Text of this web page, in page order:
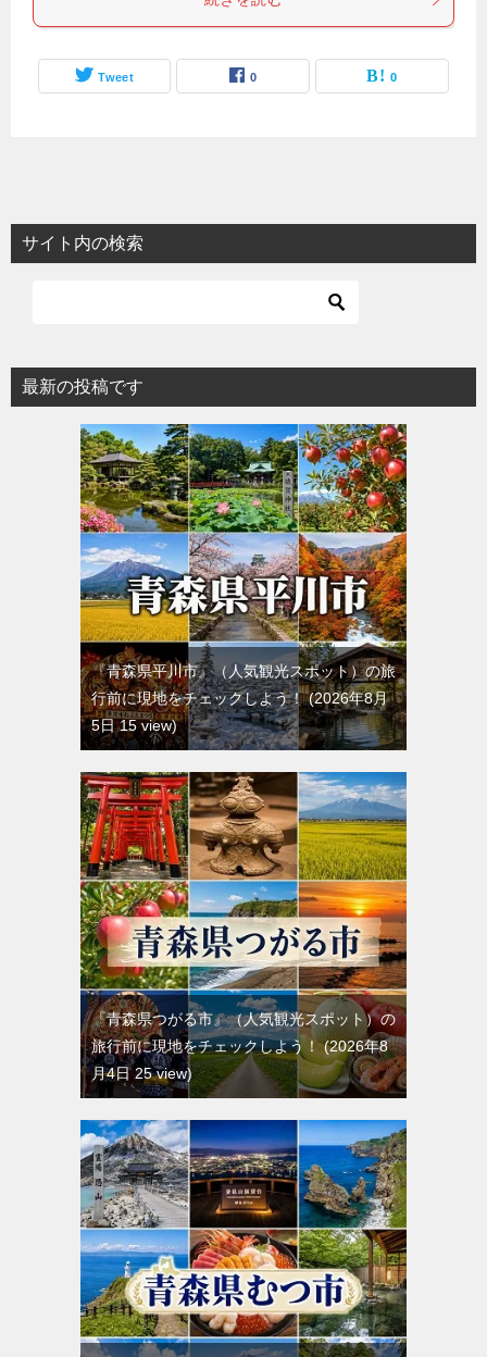
Tweet 0 0
サイト内の検索
最新の投稿です
『青森県平川市』（人気観光スポット）の旅
行前に現地をチェックしよう！ 2026年8月
5日 15 view
『青森県つがる市』（人気観光スポット）の
旅行前に現地をチェックしよう！ 2026年8
月4日 25 view